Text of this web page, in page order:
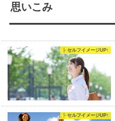
思いこみ
├ セルフイメージUP↑
├ セルフイメージUP↑